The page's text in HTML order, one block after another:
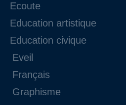
Ecoute
Education artistique
Education civique
Eveil
Français
Graphisme